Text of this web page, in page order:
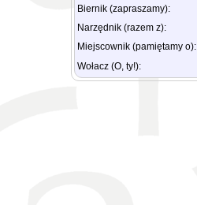
Biernik (zapraszamy):
Narzędnik (razem z):
Miejscownik (pamiętamy o):
Wołacz (O, ty!):